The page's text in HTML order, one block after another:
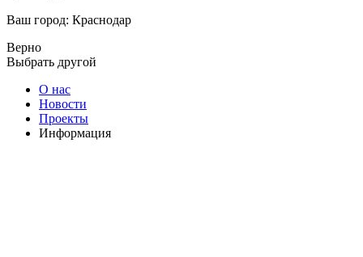
Ваш город: Краснодар
Верно
Выбрать другой
О нас
Новости
Проекты
Информация